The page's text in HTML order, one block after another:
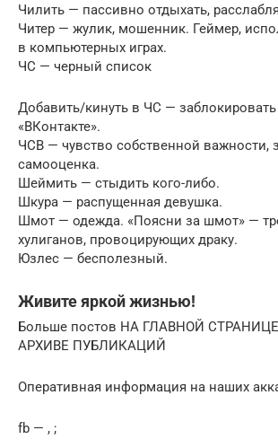
Чилить — пассивно отдыхать,
Читер — жулик, мошенник. Геймер,
в компьютерных играх.
ЧС — черный список
Добавить/кинуть в ЧС —
«ВКонтакте».
ЧСВ — чувство собственной важности,
самооценка.
Шеймить — стыдить кого-либо.
Шкура — распущенная девушка.
Шмот — одежда. «Поясни за шмот» —
хулиганов, провоцирующих драку.
Юзлес — бесполезный.
Живите яркой жизнью!
Больше постов НА ГЛАВНОЙ
АРХИВЕ ПУБЛИКАЦИЙ
Оперативная информация на наших
fb — , ;